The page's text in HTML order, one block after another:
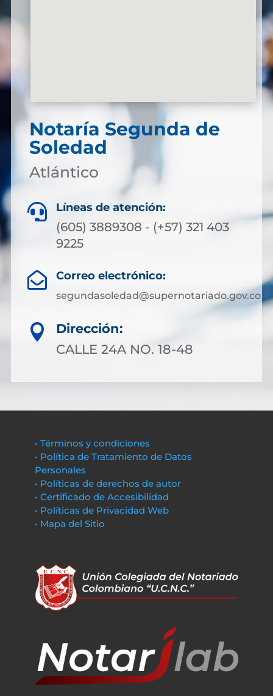
Notaría Segunda de
Soledad
Atlántico
 Líneas de atención:
(605) 3889308 - (+57) 321 403
9225
 Correo electrónico:
segundasoledad@supernotariado.gov.co

Dirección:
CALLE 24A NO. 18-48
• Términos y condiciones
• Política de Tratamiento de Datos
Personales
• Políticas de derechos de autor
• Certificado de Accesibilidad
• Políticas de Privacidad Web
• Mapa del Sitio